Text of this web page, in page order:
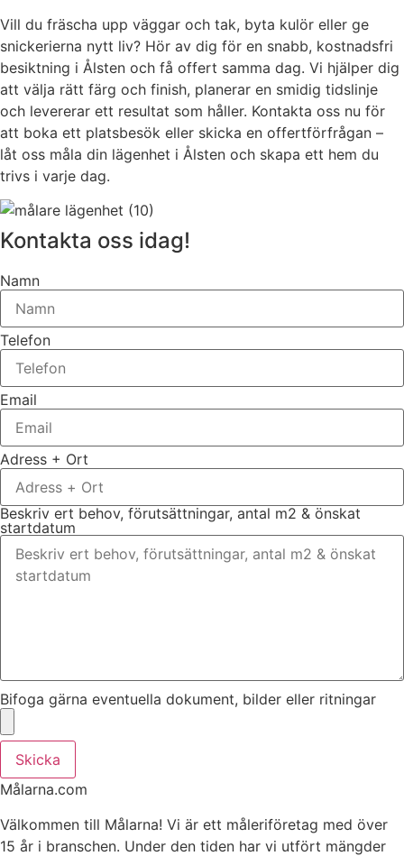
Vill du fräscha upp väggar och tak, byta kulör eller ge
snickerierna nytt liv? Hör av dig för en snabb, kostnadsfri
besiktning i Ålsten och få offert samma dag. Vi hjälper dig
att välja rätt färg och finish, planerar en smidig tidslinje
och levererar ett resultat som håller. Kontakta oss nu för
att boka ett platsbesök eller skicka en offertförfrågan –
låt oss måla din lägenhet i Ålsten och skapa ett hem du
trivs i varje dag.
Kontakta oss idag!
Namn
Telefon
Email
Adress + Ort
Beskriv ert behov, förutsättningar, antal m2 & önskat
startdatum
Bifoga gärna eventuella dokument, bilder eller ritningar
Skicka
Målarna.com
Välkommen till Målarna! Vi är ett måleriföretag med över
15 år i branschen. Under den tiden har vi utfört mängder